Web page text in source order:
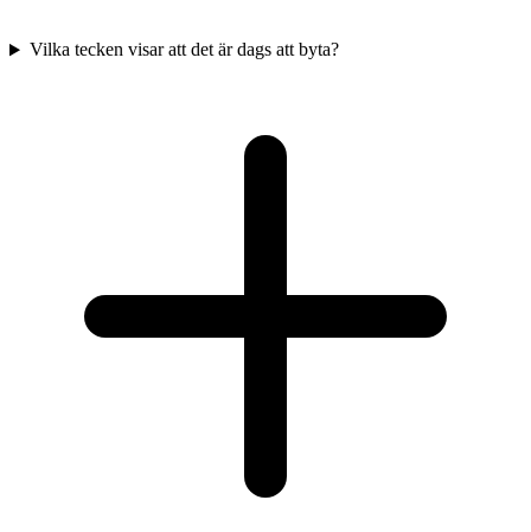
Vilka tecken visar att det är dags att byta?